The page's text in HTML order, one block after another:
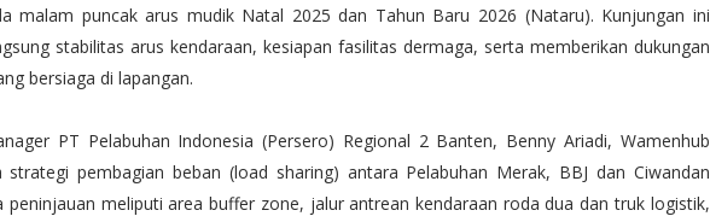
malam puncak arus mudik Natal 2025 dan Tahun Baru 2026 (Nataru). Kunjungan ini
stabilitas arus kendaraan, kesiapan fasilitas dermaga, serta memberikan dukungan
bersiaga di lapangan.
PT Pelabuhan Indonesia (Persero) Regional 2 Banten, Benny Ariadi, Wamenhub
pembagian beban (load sharing) antara Pelabuhan Merak, BBJ dan Ciwandan
meliputi area buffer zone, jalur antrean kendaraan roda dua dan truk logistik,